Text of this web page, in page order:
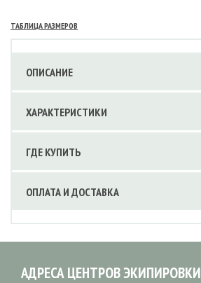
ТАБЛИЦА РАЗМЕРОВ
ОПИСАНИЕ
ХАРАКТЕРИСТИКИ
ГДЕ КУПИТЬ
ОПЛАТА И ДОСТАВКА
АДРЕСА ЦЕНТРОВ ЭКИПИРОВКИ